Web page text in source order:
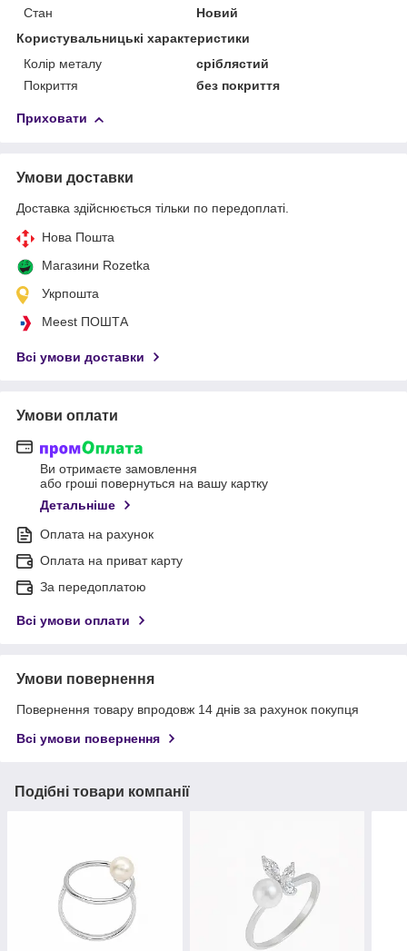
Стан
Новий
Користувальницькі характеристики
Колір металу
сріблястий
Покриття
без покриття
Приховати
Умови доставки
Доставка здійснюється тільки по передоплаті.
Нова Пошта
Магазини Rozetka
Укрпошта
Meest ПОШТА
Всі умови доставки
Умови оплати
Ви отримаєте замовлення
або гроші повернуться на вашу картку
Детальніше
Оплата на рахунок
Оплата на приват карту
За передоплатою
Всі умови оплати
Умови повернення
Повернення товару впродовж 14 днів за рахунок покупця
Всі умови повернення
Подібні товари компанії